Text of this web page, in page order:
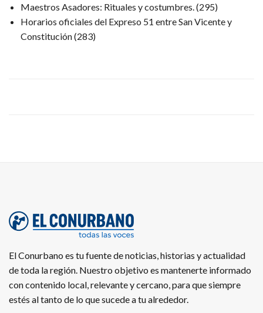
Maestros Asadores: Rituales y costumbres.(295)
Horarios oficiales del Expreso 51 entre San Vicente y
Constitución(283)
El Conurbano es tu fuente de noticias, historias y actualidad
de toda la región. Nuestro objetivo es mantenerte informado
con contenido local, relevante y cercano, para que siempre
estés al tanto de lo que sucede a tu alrededor.